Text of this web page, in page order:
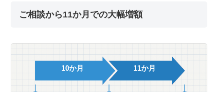
ご相談から11か月での大幅増額
10か月 11か月